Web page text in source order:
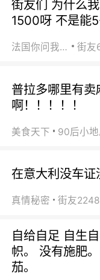
街友们 为什么
1500呀 不是能
法国你问我答
普拉多哪里有
啊！！！！！
美食天下 90后小地
在意大利没车
真情秘密
自给自足 自生
帜。 没有施肥
茄。